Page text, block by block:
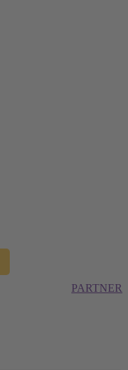
PARTNER